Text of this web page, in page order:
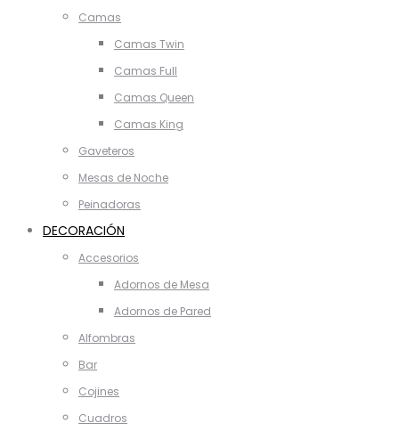
Camas
Camas Twin
Camas Full
Camas Queen
Camas King
Gaveteros
Mesas de Noche
Peinadoras
DECORACIÓN
Accesorios
Adornos de Mesa
Adornos de Pared
Alfombras
Bar
Cojines
Cuadros